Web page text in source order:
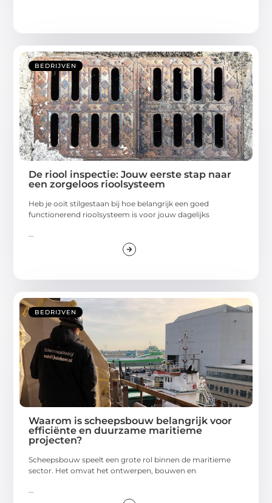
BEDRIJVEN
De riool inspectie: Jouw eerste stap naar
een zorgeloos rioolsysteem
Heb je ooit stilgestaan bij hoe belangrijk een goed
functionerend rioolsysteem is voor jouw dagelijks
...
BEDRIJVEN
Waarom is scheepsbouw belangrijk voor
efficiënte en duurzame maritieme
projecten?
Scheepsbouw speelt een grote rol binnen de maritieme
sector. Het omvat het ontwerpen, bouwen en
...